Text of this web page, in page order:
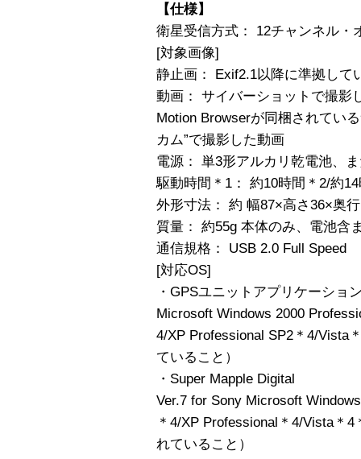
【仕様】
衛星受信方式： 12チャンネル・
[対象画像]
静止画： Exif2.1以降に準拠して
動画： サイバーショットで撮影
Motion Browserが同梱されてい
カム”で撮影した動画
電源： 単3形アルカリ乾電池、
駆動時間＊1： 約10時間＊2/約
外形寸法： 約 幅87×高さ36×奥
質量： 約55g 本体のみ、電池含
通信規格： USB 2.0 Full Speed
[対応OS]
・GPSユニットアプリケーショ
Microsoft Windows 2000
4/XP Professional SP2＊4/Vista
ていること）
・Super Mapple Digital
Ver.7 for Sony Microsoft
＊4/XP Professional＊4/Vista＊
れていること）